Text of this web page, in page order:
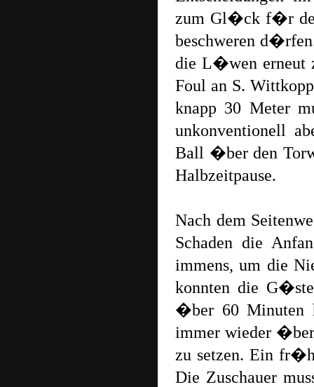
zum Gl�ck f�r
beschweren
die L�wen erneut
Foul an S.
knapp 30 Meter
unkonventionell
Ball �ber den
Halbzeitpause.
Nach dem
Schaden die
immens, um die
konnten die
�ber 60 Minuten
immer wieder
zu setzen. Ein
Die Zuschauer